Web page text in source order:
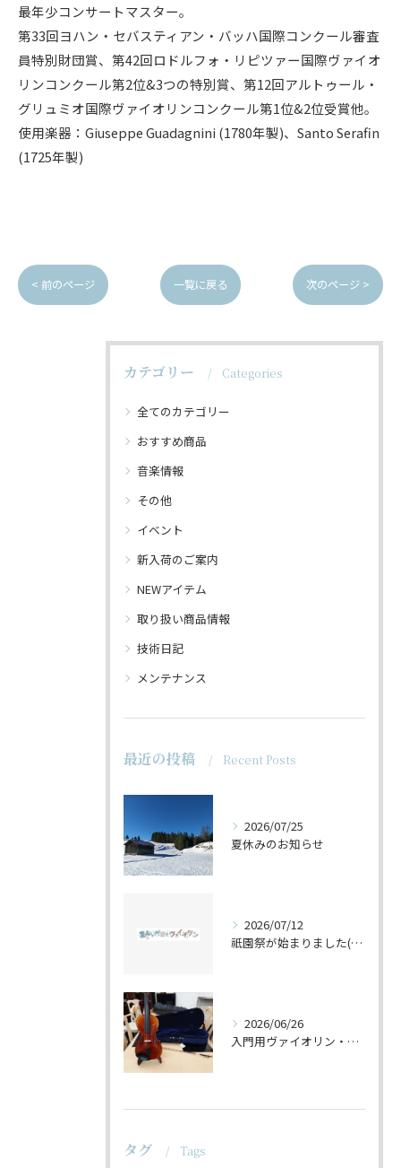
最年少コンサートマスター。
第33回ヨハン・セバスティアン・バッハ国際コンクール審査
員特別財団賞、第42回ロドルフォ・リピツァー国際ヴァイオ
リンコンクール第2位&3つの特別賞、第12回アルトゥール・
グリュミオ国際ヴァイオリンコンクール第1位&2位受賞他。
使用楽器：Giuseppe Guadagnini (1780年製)、Santo Serafin
(1725年製)
< 前のページ 一覧に戻る 次のページ >
カテゴリー Categories
全てのカテゴリー
おすすめ商品
音楽情報
その他
イベント
新入荷のご案内
NEWアイテム
取り扱い商品情報
技術日記
メンテナンス
最近の投稿 Recent Posts
2026/07/25
夏休みのお知らせ
2026/07/12
祇園祭が始まりました(^^♪
2026/06/26
入門用ヴァイオリン・セットの仕上げ♪
タグ Tags